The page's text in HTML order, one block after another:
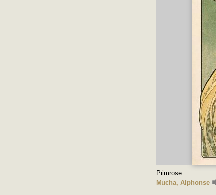
Primrose
Mucha, Alphonse